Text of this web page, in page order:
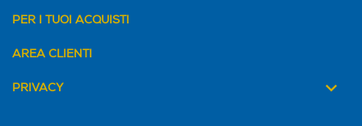
PER I TUOI ACQUISTI
AREA CLIENTI
PRIVACY